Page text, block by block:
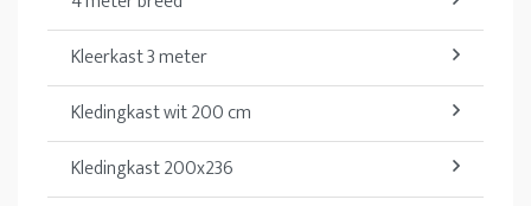
Kleerkast 3 meter
Kledingkast wit 200 cm
Kledingkast 200x236